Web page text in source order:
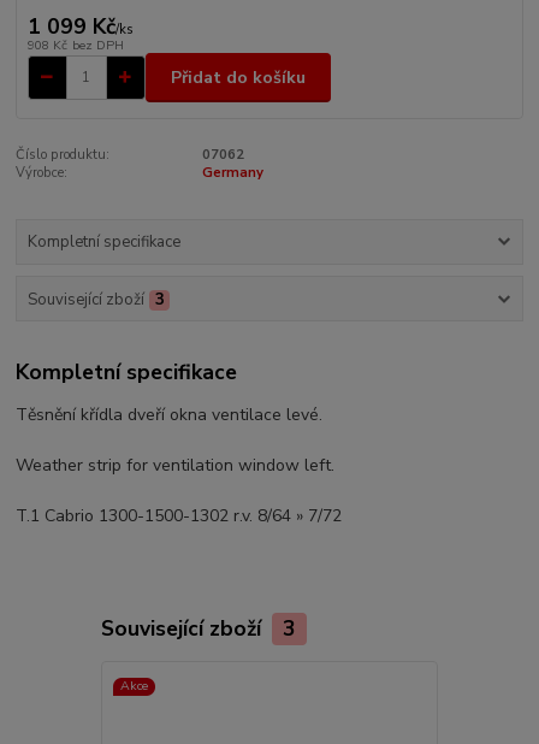
1 099 Kč/ks
908 Kč bez DPH
Přidat do košíku
Číslo produktu:
07062
Výrobce:
Germany
Kompletní specifikace
Související zboží 3
Kompletní specifikace
Těsnění křídla dveří okna ventilace levé.
Weather strip for ventilation window left.
T.1 Cabrio 1300-1500-1302 r.v. 8/64 » 7/72
Související zboží 3
Akce